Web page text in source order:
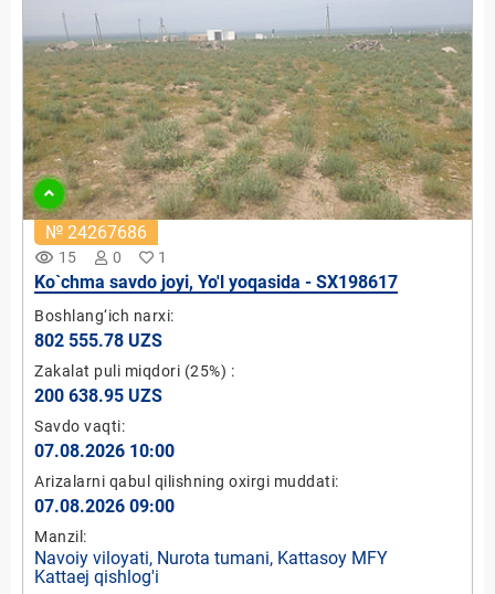
remove_red_eye 15 0 1
№ 24267686
Ko`chma savdo joyi, Yo'l yoqasida - SX198617
Boshlang‘ich narxi:
802 555.78 UZS
Zakalat puli miqdori (25%) :
200 638.95 UZS
Savdo vaqti:
07.08.2026 10:00
Arizalarni qabul qilishning oxirgi muddati:
07.08.2026 09:00
Manzil:
Navoiy viloyati, Nurota tumani, Kattasoy MFY
Kattaej qishlog'i